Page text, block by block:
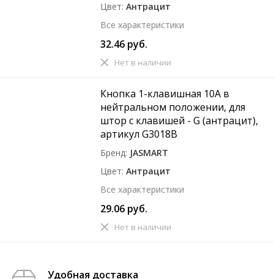
Цвет Антрацит
Все характеристики
32.46 руб.
Нет в наличии
Кнопка 1-клавишная 10A в
нейтральном положении, для
штор с клавишей - G (антрацит),
артикул G3018B
Бренд JASMART
Цвет Антрацит
Все характеристики
29.06 руб.
Нет в наличии
Удобная доставка